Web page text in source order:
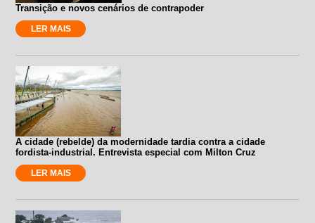
Transição e novos cenários de contrapoder
LER MAIS
A cidade (rebelde) da modernidade tardia contra a cidade
fordista-industrial. Entrevista especial com Milton Cruz
LER MAIS